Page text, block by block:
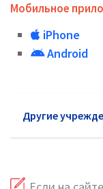
Мобильное
iPhone
Android
Другие